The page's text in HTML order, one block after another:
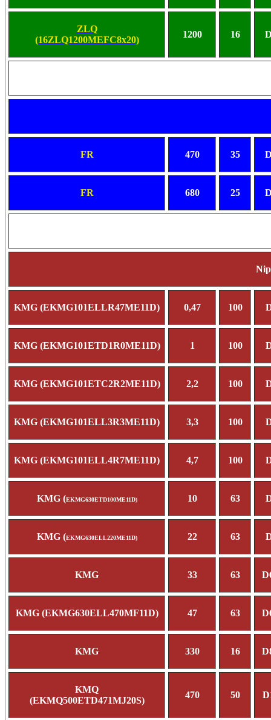
ZLQ
(16ZLQ1200MEFC8x20)
1200 16
FR 470 35
FR 680 25
KMG (EKMG101ELLR47ME11D) 0,47 100
KMG (EKMG101ETD1R0ME11D) 1 100
KMG (EKMG101ETC2R2ME11D) 2,2 100
KMG (EKMG101ELL3R3ME11D) 3,3 100
KMG (EKMG101ELL4R7ME11D) 4,7 100
KMG (EKMG630ETD100ME11D) 10 63
KMG (EKMG630ELL220ME11D) 22 63
KMG 33 63
KMG (EKMG630ELL470MF11D) 47 63
KMG 330 16
KMQ
(EKMQ500ETD471MJ20S)
470 50